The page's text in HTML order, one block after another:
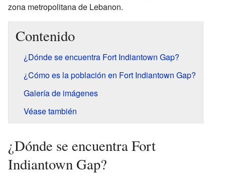
zona metropolitana de Lebanon.
Contenido
¿Dónde se encuentra Fort Indiantown Gap?
¿Cómo es la población en Fort Indiantown Gap?
Galería de imágenes
Véase también
¿Dónde se encuentra Fort
Indiantown Gap?